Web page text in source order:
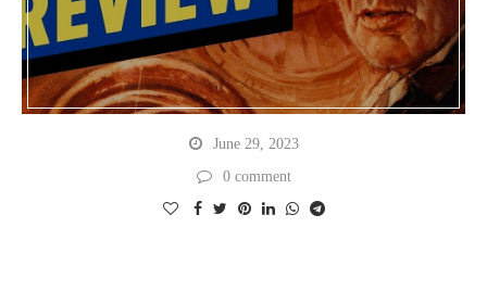
June 29, 2023
0 comment